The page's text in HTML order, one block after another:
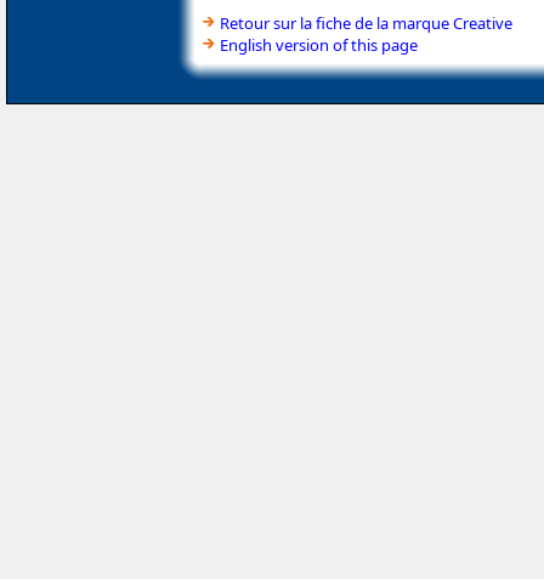
Retour sur la fiche de la marque Creative
English version of this page